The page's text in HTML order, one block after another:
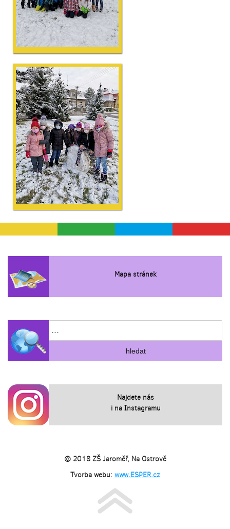
Mapa stránek
Najdete nás
i na Instagramu
© 2018 ZŠ Jaroměř, Na Ostrově
Tvorba webu: www.ESPER.cz